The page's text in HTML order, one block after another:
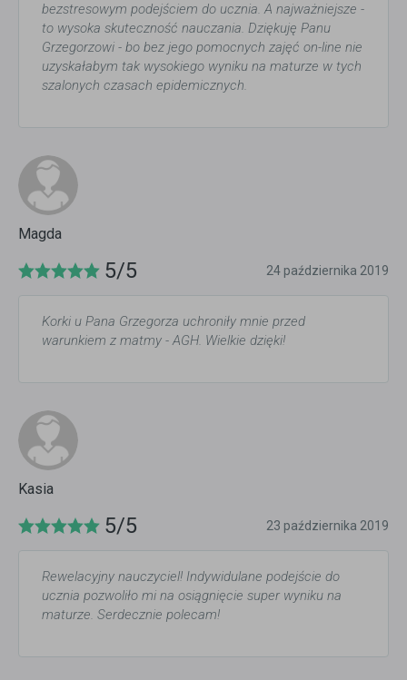
bezstresowym podejściem do ucznia. A najważniejsze -
to wysoka skuteczność nauczania. Dziękuję Panu
Grzegorzowi - bo bez jego pomocnych zajęć on-line nie
uzyskałabym tak wysokiego wyniku na maturze w tych
szalonych czasach epidemicznych.
Magda
5/5 24 października 2019
Korki u Pana Grzegorza uchroniły mnie przed
warunkiem z matmy - AGH. Wielkie dzięki!
Kasia
5/5 23 października 2019
Rewelacyjny nauczyciel! Indywidulane podejście do
ucznia pozwoliło mi na osiągnięcie super wyniku na
maturze. Serdecznie polecam!